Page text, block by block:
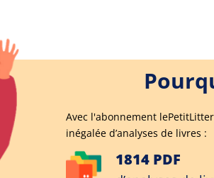
Avec l'abonnement
inégalée d’analyses de livres :
1814 PDF